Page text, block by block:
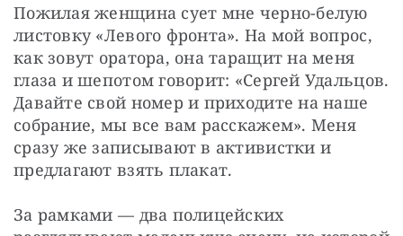
Пожилая женщина сует мне черно-белую
листовку «Левого фронта». На мой вопрос,
как зовут оратора, она таращит на меня
глаза и шепотом говорит: «Сергей Удальцов.
Давайте свой номер и приходите на наше
собрание, мы все вам расскажем». Меня
сразу же записывают в активистки и
предлагают взять плакат.
За рамками — два полицейских